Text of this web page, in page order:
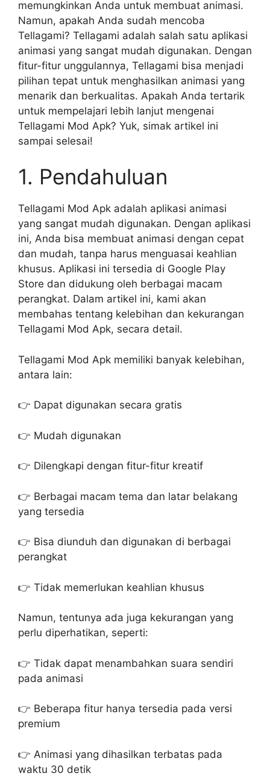
memungkinkan Anda untuk membuat animasi.
Namun, apakah Anda sudah mencoba
Tellagami? Tellagami adalah salah satu aplikasi
animasi yang sangat mudah digunakan. Dengan
fitur-fitur unggulannya, Tellagami bisa menjadi
pilihan tepat untuk menghasilkan animasi yang
menarik dan berkualitas. Apakah Anda tertarik
untuk mempelajari lebih lanjut mengenai
Tellagami Mod Apk? Yuk, simak artikel ini
sampai selesai!
1. Pendahuluan
Tellagami Mod Apk adalah aplikasi animasi
yang sangat mudah digunakan. Dengan aplikasi
ini, Anda bisa membuat animasi dengan cepat
dan mudah, tanpa harus menguasai keahlian
khusus. Aplikasi ini tersedia di Google Play
Store dan didukung oleh berbagai macam
perangkat. Dalam artikel ini, kami akan
membahas tentang kelebihan dan kekurangan
Tellagami Mod Apk, secara detail.
Tellagami Mod Apk memiliki banyak kelebihan,
antara lain:
👉 Dapat digunakan secara gratis
👉 Mudah digunakan
👉 Dilengkapi dengan fitur-fitur kreatif
👉 Berbagai macam tema dan latar belakang
yang tersedia
👉 Bisa diunduh dan digunakan di berbagai
perangkat
👉 Tidak memerlukan keahlian khusus
Namun, tentunya ada juga kekurangan yang
perlu diperhatikan, seperti:
👉 Tidak dapat menambahkan suara sendiri
pada animasi
👉 Beberapa fitur hanya tersedia pada versi
premium
👉 Animasi yang dihasilkan terbatas pada
waktu 30 detik